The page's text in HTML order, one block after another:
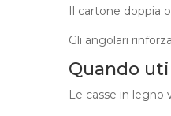
Il cartone doppia
Gli angolari
Quando
Le casse in